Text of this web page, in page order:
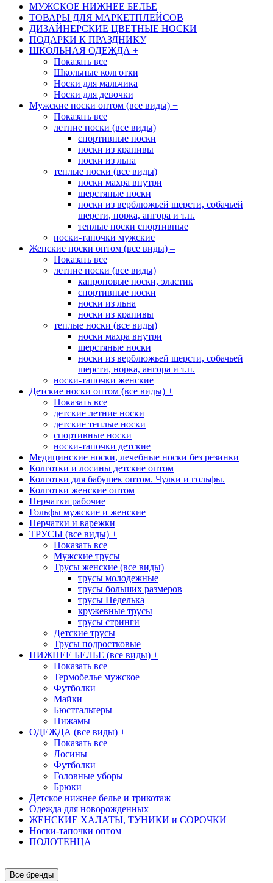
МУЖСКОЕ НИЖНЕЕ БЕЛЬЕ
ТОВАРЫ ДЛЯ МАРКЕТПЛЕЙСОВ
ДИЗАЙНЕРСКИЕ ЦВЕТНЫЕ НОСКИ
ПОДАРКИ К ПРАЗДНИКУ
ШКОЛЬНАЯ ОДЕЖДА +
Показать все
Школьные колготки
Носки для мальчика
Носки для девочки
Мужские носки оптом (все виды) +
Показать все
летние носки (все виды)
спортивные носки
носки из крапивы
носки из льна
теплые носки (все виды)
носки махра внутри
шерстяные носки
носки из верблюжьей шерсти, собачьей
шерсти, норка, ангора и т.п.
теплые носки спортивные
носки-тапочки мужские
Женские носки оптом (все виды) –
Показать все
летние носки (все виды)
капроновые носки, эластик
спортивные носки
носки из льна
носки из крапивы
теплые носки (все виды)
носки махра внутри
шерстяные носки
носки из верблюжьей шерсти, собачьей
шерсти, норка, ангора и т.п.
носки-тапочки женские
Детские носки оптом (все виды) +
Показать все
детские летние носки
детские теплые носки
спортивные носки
носки-тапочки детские
Медицинские носки, лечебные носки без резинки
Колготки и лосины детские оптом
Колготки для бабушек оптом. Чулки и гольфы.
Колготки женские оптом
Перчатки рабочие
Гольфы мужские и женские
Перчатки и варежки
ТРУСЫ (все виды) +
Показать все
Мужские трусы
Трусы женские (все виды)
трусы молодежные
трусы больших размеров
трусы Неделька
кружевные трусы
трусы стринги
Детские трусы
Трусы подростковые
НИЖНЕЕ БЕЛЬЕ (все виды) +
Показать все
Термобелье мужское
Футболки
Майки
Бюстгальтеры
Пижамы
ОДЕЖДА (все виды) +
Показать все
Лосины
Футболки
Головные уборы
Брюки
Детское нижнее белье и трикотаж
Одежда для новорожденных
ЖЕНСКИЕ ХАЛАТЫ, ТУНИКИ и СОРОЧКИ
Носки-тапочки оптом
ПОЛОТЕНЦА
Все бренды